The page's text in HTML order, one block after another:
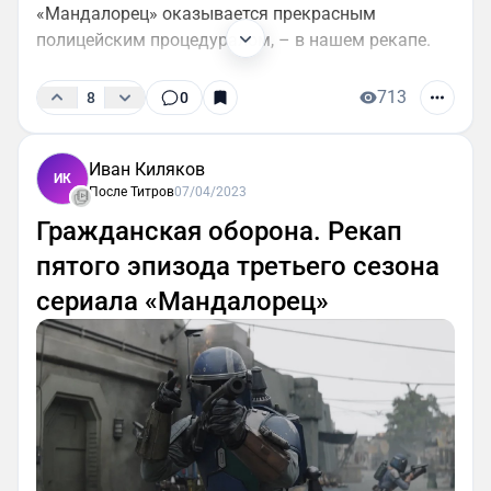
«Мандалорец» оказывается прекрасным
полицейским процедуралом, – в нашем рекапе.
8 0 713
ИК Иван Киляков
После Титров07/04/2023
Гражданская оборона. Рекап
пятого эпизода третьего сезона
сериала «Мандалорец»